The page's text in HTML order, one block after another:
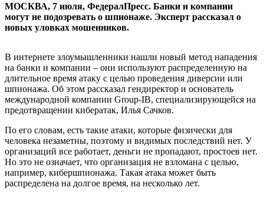
МОСКВА, 7 июля, ФедералПресс. Банки и компании
могут не подозревать о шпионаже. Эксперт рассказал о
новых уловках мошенников.
В интернете злоумышленники нашли новый метод нападения
на банки и компании – они используют распределенную на
длительное время атаку с целью проведения диверсии или
шпионажа. Об этом рассказал гендиректор и основатель
международной компании Group-IB, специализирующейся на
предотвращении кибератак, Илья Сачков.
По его словам, есть такие атаки, которые физически для
человека незаметны, поэтому и видимых последствий нет. У
организаций все работает, деньги не пропадают, простоев нет.
Но это не означает, что организация не взломана с целью,
например, кибершпионажа. Такая атака может быть
распределена на долгое время, на несколько лет.